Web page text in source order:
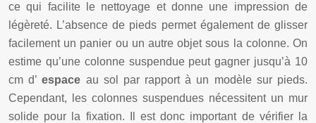
ce qui facilite le nettoyage et donne une impression de
légèreté. L’absence de pieds permet également de glisser
facilement un panier ou un autre objet sous la colonne. On
estime qu’une colonne suspendue peut gagner jusqu’à 10
cm d’espace au sol par rapport à un modèle sur pieds.
Cependant, les colonnes suspendues nécessitent un mur
solide pour la fixation. Il est donc important de vérifier la